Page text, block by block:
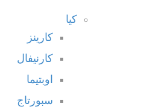
كيا
كارينز
كارنيفال
اوبتيما
سبورتاج